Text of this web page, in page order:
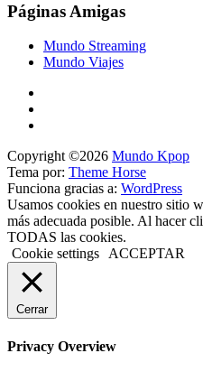
Páginas Amigas
Mundo Streaming
Mundo Viajes
Copyright ©2026 Mundo Kpop
Tema por: Theme Horse
Funciona gracias a: WordPress
Usamos cookies en nuestro sitio
más adecuada posible. Al hacer
TODAS las cookies.
Cookie settings
ACCEPTAR
Cerrar
Privacy Overview